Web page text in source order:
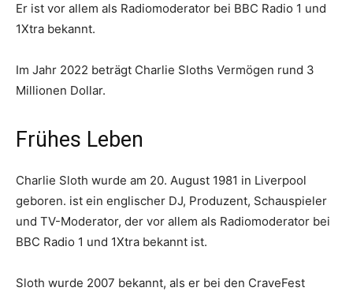
Er ist vor allem als Radiomoderator bei BBC Radio 1 und
1Xtra bekannt.
Im Jahr 2022 beträgt Charlie Sloths Vermögen rund 3
Millionen Dollar.
Frühes Leben
Charlie Sloth wurde am 20. August 1981 in Liverpool
geboren. ist ein englischer DJ, Produzent, Schauspieler
und TV-Moderator, der vor allem als Radiomoderator bei
BBC Radio 1 und 1Xtra bekannt ist.
Sloth wurde 2007 bekannt, als er bei den CraveFest